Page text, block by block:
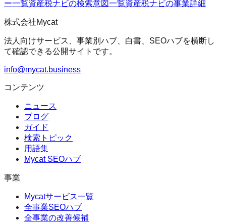
ー一覧資産税ナビの検索意図一覧資産税ナビの事業詳細
株式会社Mycat
法人向けサービス、事業別ハブ、白書、SEOハブを横断し
て確認できる公開サイトです。
info@mycat.business
コンテンツ
ニュース
ブログ
ガイド
検索トピック
用語集
Mycat SEOハブ
事業
Mycatサービス一覧
全事業SEOハブ
全事業の改善候補